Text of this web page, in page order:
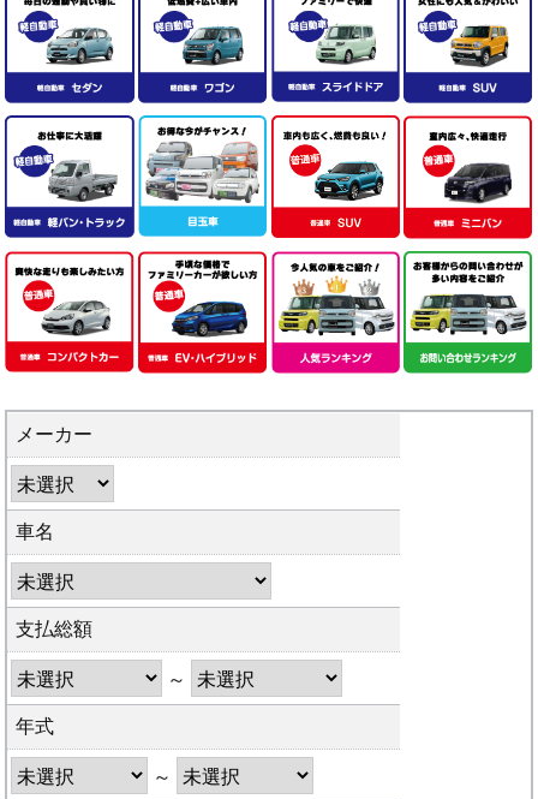
メーカー
車名
支払総額
～
年式
～